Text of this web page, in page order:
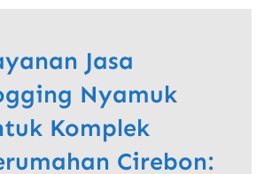
Jasa
Nyamuk
Komplek
Cirebon: